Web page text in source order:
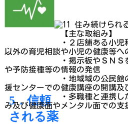
【主な取組み】
・ ２店舗ある小児
以外の育児相談や小児の健康等へ
・ 掲示板やＳＮＳ
や予防接種等の情報の発信
・地域域の公民館
援センターでの健康講座の開講及
・ 多職種と連携し
み及び健康面やメンタル面での支
5．信頼
される薬